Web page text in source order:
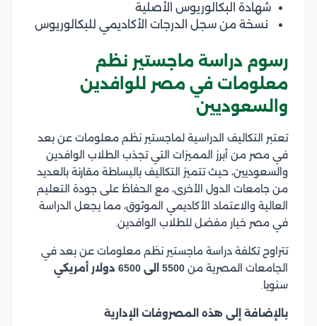
شهادة البكالوريوس الأصلية
نسخة من سجل الدرجات الأكاديمي للبكالوريوس
رسوم دراسة ماجستير نظم
معلومات في مصر للوافدين
والسعوديين
تعتبر التكاليف الدراسية لماجستير نظم معلومات عن بعد
في مصر من أبرز المميزات التي تجذب الطلاب الوافدين
والسعوديين، حيث تتميز التكاليف بالبساطة مقارنة بالعديد
من جامعات الدول الأخرى، مع الحفاظ على جودة التعليم
العالية والاعتماد الأكاديمي الموثوق، مما يجعل الدراسة
في مصر خيار مفضل للطلاب الوافدين.
تتراوح تكلفة دراسة ماجستير نظم معلومات عن بعد في
الجامعات المصرية من 5500 الى 6500 دولار أمريكي
سنويا.
بالإضافة إلى هذه المصروفات الإدارية